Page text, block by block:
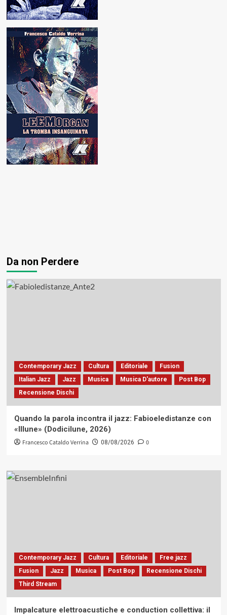
Da non Perdere
Contemporary Jazz Cultura Editoriale
Fusion
Italian Jazz
Jazz Musica Musica D'autore
Post Bop
Recensione Dischi
Quando la parola incontra il jazz: Fabioeledistanze con
«Illune» (Dodicilune, 2026)
Francesco Cataldo Verrina 08/08/2026 0
Contemporary Jazz Cultura Editoriale
Free jazz
Fusion
Jazz Musica Post Bop
Recensione Dischi
Third Stream
Impalcature elettroacustiche e conduction collettiva: il